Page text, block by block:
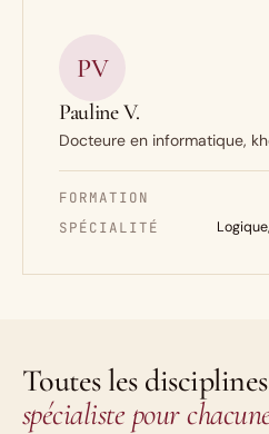
PV
Pauline V.
Docteure en informatique,
FORMATION
SPÉCIALITÉ
Toutes les
spécialiste pour